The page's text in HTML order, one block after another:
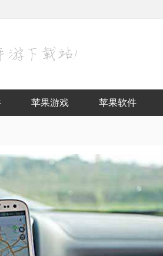
苹果游戏 苹果软件